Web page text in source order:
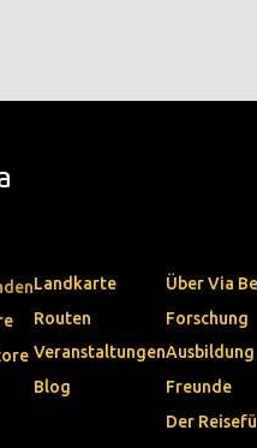
Landkarte
Routen
Veranstaltungen
Blog
Über Via
Forschung
Ausbildung
Freunde
Der